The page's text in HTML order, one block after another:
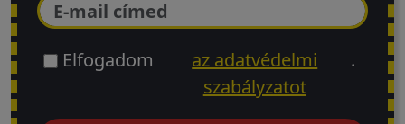
Elfogadom
az adatvédelmi
szabályzatot
.